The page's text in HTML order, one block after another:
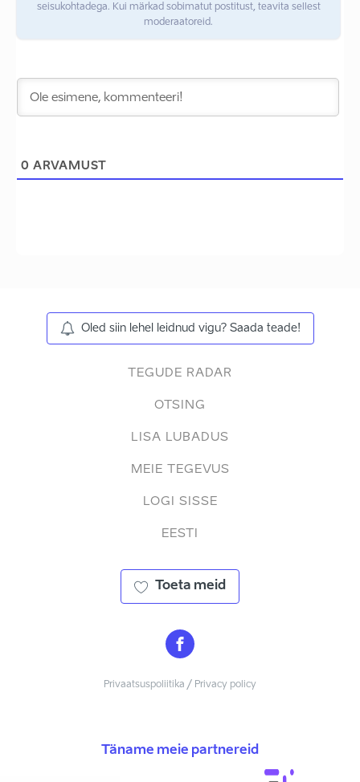
seisukohtadega. Kui märkad sobimatut postitust, teavita sellest
moderaatoreid.
0 ARVAMUST
Oled siin lehel leidnud vigu? Saada teade!
TEGUDE RADAR
OTSING
LISA LUBADUS
MEIE TEGEVUS
LOGI SISSE
EESTI
Toeta meid
Privaatsuspoliitika / Privacy policy
Täname meie partnereid